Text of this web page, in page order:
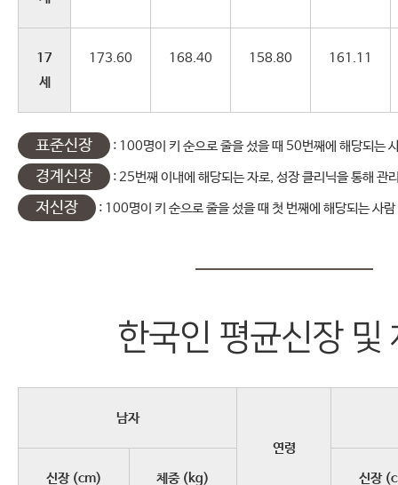
17
세
173.60 168.40 158.80 161.11
표준신장 : 100명이 키 순으로 줄을 섰을 때 50번째에 해당되는
경계신장 : 25번째 이내에 해당되는 자로, 성장 클리닉을 통해 관
저신장 : 100명이 키 순으로 줄을 섰을 때 첫 번째에 해당되는 사람
한국인 평균신장 및
남자
연령
신장 (cm)
체중 (kg) 신장